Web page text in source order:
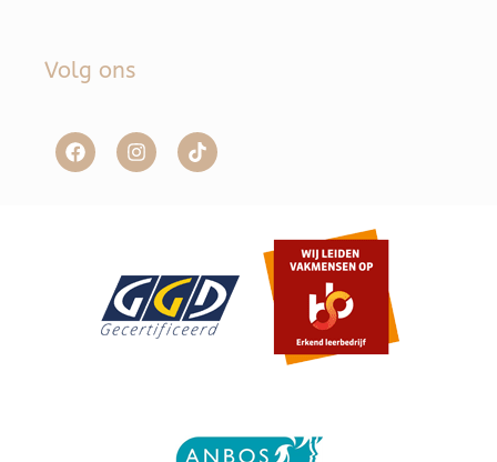
Volg ons